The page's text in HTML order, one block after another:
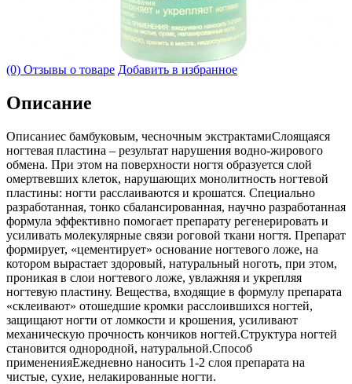
(0) Отзывы о товаре Добавить в избранное
Описание
Описаниес бамбуковым, чесночным экстрактамиСлоящаяся
ногтевая пластина – результат нарушения водно-жирового
обмена. При этом на поверхности ногтя образуется слой
омертвевших клеток, нарушающих монолитность ногтевой
пластины: ногти расслаиваются и крошатся. Специально
разработанная, тонко сбалансированная, научно разработанная
формула эффективно помогает препарату регенерировать и
усиливать молекулярные связи роговой ткани ногтя. Препарат
формирует, «цементирует» основание ногтевого ложе, на
котором вырастает здоровый, натуральный ноготь, при этом,
проникая в слои ногтевого ложе, увлажняя и укрепляя
ногтевую пластину. Вещества, входящие в формулу препарата
«склеивают» отошедшие кромки расслоившихся ногтей,
защищают ногти от ломкости и крошения, усиливают
механическую прочность кончиков ногтей.Структура ногтей
становится однородной, натуральной.Способ
примененияЕжедневно наносить 1-2 слоя препарата на
чистые, сухие, нелакированные ногти.